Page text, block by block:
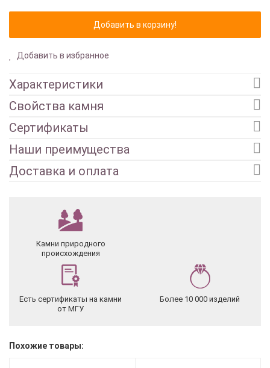
Добавить в избранное
Характеристики
Свойства камня
Сертификаты
Наши преимущества
Доставка и оплата
Камни природного
происхождения
Есть сертификаты на камни
от МГУ
Более 10 000 изделий
Похожие товары: